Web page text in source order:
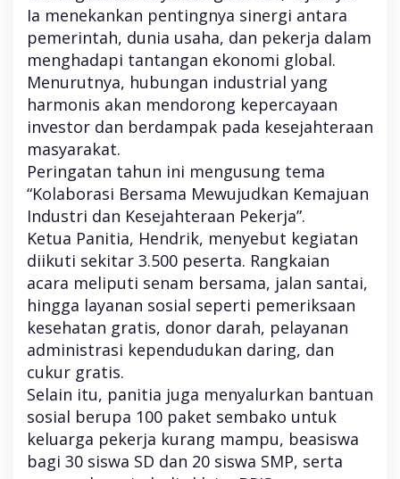
Ia menekankan pentingnya sinergi antara
pemerintah, dunia usaha, dan pekerja dalam
menghadapi tantangan ekonomi global.
Menurutnya, hubungan industrial yang
harmonis akan mendorong kepercayaan
investor dan berdampak pada kesejahteraan
masyarakat.
Peringatan tahun ini mengusung tema
“Kolaborasi Bersama Mewujudkan Kemajuan
Industri dan Kesejahteraan Pekerja”.
Ketua Panitia, Hendrik, menyebut kegiatan
diikuti sekitar 3.500 peserta. Rangkaian
acara meliputi senam bersama, jalan santai,
hingga layanan sosial seperti pemeriksaan
kesehatan gratis, donor darah, pelayanan
administrasi kependudukan daring, dan
cukur gratis.
Selain itu, panitia juga menyalurkan bantuan
sosial berupa 100 paket sembako untuk
keluarga pekerja kurang mampu, beasiswa
bagi 30 siswa SD dan 20 siswa SMP, serta